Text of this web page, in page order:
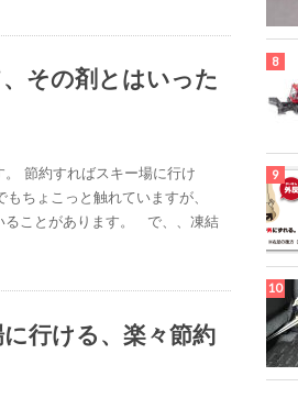
その剤とはいった
節約すればスキー場に行け
ちょこっと触れていますが、
ることがあります。 で、、凍結
行ける、楽々節約